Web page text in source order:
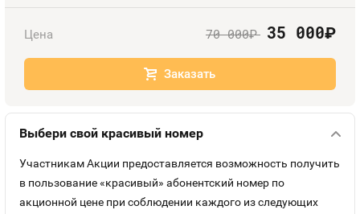
Номера
Контакты
Sim-Sim
Цена 70 000руб. 35 000руб.
Заказать
Выбери свой красивый номер
Участникам Акции предоставляется возможность получить
в пользование «красивый» абонентский номер по
акционной цене при соблюдении каждого из следующих